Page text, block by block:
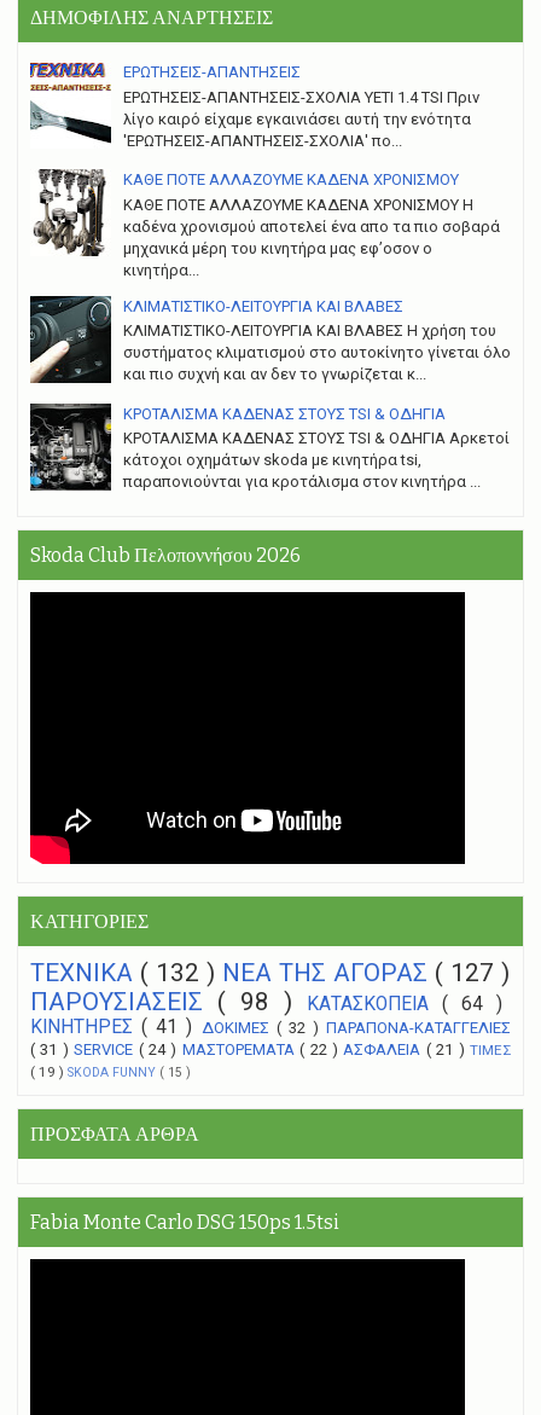
ΔΗΜΟΦΙΛΗΣ ΑΝΑΡΤΗΣΕΙΣ
ΕΡΩΤΗΣΕΙΣ-ΑΠΑΝΤΗΣΕΙΣ
ΕΡΩΤΗΣΕΙΣ-ΑΠΑΝΤΗΣΕΙΣ-ΣΧΟΛΙΑ YETI 1.4 TSI Πριν
λίγο καιρό είχαμε εγκαινιάσει αυτή την ενότητα
'ΕΡΩΤΗΣΕΙΣ-ΑΠΑΝΤΗΣΕΙΣ-ΣΧΟΛΙΑ' πο...
ΚΑΘΕ ΠΟΤΕ ΑΛΛΑΖΟΥΜΕ ΚΑΔΕΝΑ ΧΡΟΝΙΣΜΟΥ
ΚΑΘΕ ΠΟΤΕ ΑΛΛΑΖΟΥΜΕ ΚΑΔΕΝΑ ΧΡΟΝΙΣΜΟΥ Η
καδένα χρονισμού αποτελεί ένα απο τα πιο σοβαρά
μηχανικά μέρη του κινητήρα μας εφ’οσον ο
κινητήρα...
ΚΛΙΜΑΤΙΣΤΙΚΟ-ΛΕΙΤΟΥΡΓΙΑ ΚΑΙ ΒΛΑΒΕΣ
ΚΛΙΜΑΤΙΣΤΙΚΟ-ΛΕΙΤΟΥΡΓΙΑ ΚΑΙ ΒΛΑΒΕΣ H χρήση του
συστήματος κλιματισμού στο αυτοκίνητο γίνεται όλο
και πιο συχνή και αν δεν το γνωρίζεται κ...
ΚΡΟΤΑΛΙΣΜΑ ΚΑΔΕΝΑΣ ΣΤΟΥΣ TSI & ΟΔΗΓΙΑ
ΚΡΟΤΑΛΙΣΜΑ ΚΑΔΕΝΑΣ ΣΤΟΥΣ TSI & ΟΔΗΓΙΑ Αρκετοί
κάτοχοι οχημάτων skoda με κινητήρα tsi,
παραπονιούνται για κροτάλισμα στον κινητήρα ...
Skoda Club Πελοποννήσου 2026
ΚΑΤΗΓΟΡΙΕΣ
ΤΕΧΝΙΚΑ ( 132 ) NEA THΣ ΑΓΟΡΑΣ ( 127 )
ΠΑΡΟΥΣΙΑΣΕΙΣ ( 98 ) ΚΑΤΑΣΚΟΠΕΙΑ ( 64 )
ΚΙΝΗΤΗΡΕΣ( 41 ) ΔΟΚΙΜΕΣ ( 32 ) ΠΑΡΑΠΟΝΑ-ΚΑΤΑΓΓΕΛΙΕΣ
( 31 )SERVICE ( 24 ) ΜΑΣΤΟΡΕΜΑΤΑ( 22 ) ΑΣΦΑΛΕΙΑ ( 21 )ΤΙΜΕΣ
( 19 ) SKODA FUNNY ( 15 )
ΠΡΟΣΦΑΤΑ ΑΡΘΡΑ
Fabia Monte Carlo DSG 150ps 1.5tsi